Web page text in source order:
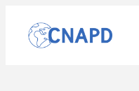
contenu